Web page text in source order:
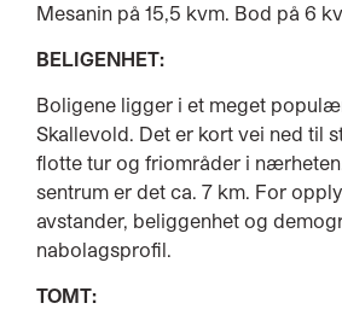
Mesanin på 15,5 kvm. Bod på 6
BELIGENHET:
Boligene ligger i et meget
Skallevold. Det er kort vei ned til
flotte tur og friområder i
sentrum er det ca. 7 km. For
avstander, beliggenhet og
nabolagsprofil.
TOMT: